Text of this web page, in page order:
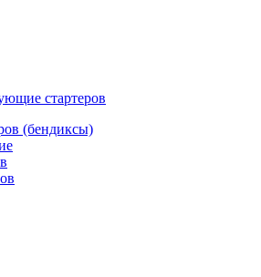
стартеров
(бендиксы)